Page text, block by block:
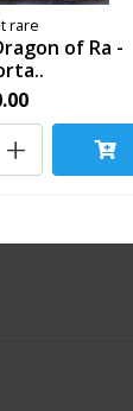
rare
of Ra -
+